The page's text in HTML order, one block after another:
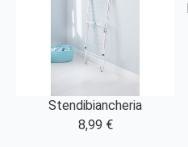
Stendibiancheria
8,99 €